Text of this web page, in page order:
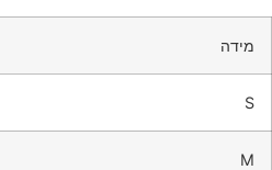
מידה
S
M